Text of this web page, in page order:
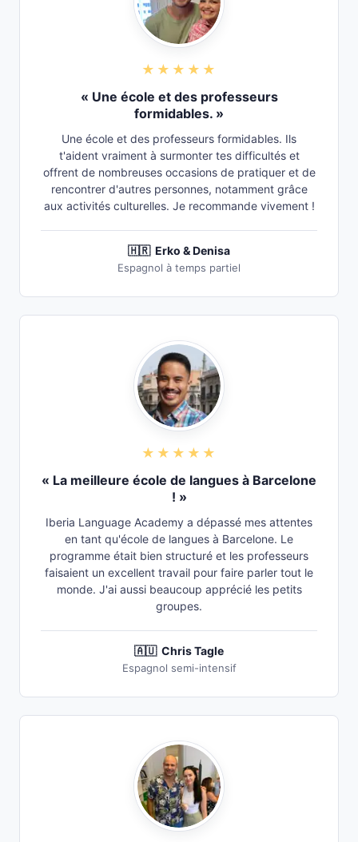
★★★★★
« Une école et des professeurs
formidables. »
Une école et des professeurs formidables. Ils
t'aident vraiment à surmonter tes difficultés et
offrent de nombreuses occasions de pratiquer et de
rencontrer d'autres personnes, notamment grâce
aux activités culturelles. Je recommande vivement !
🇭🇷 Erko & Denisa
Espagnol à temps partiel
★★★★★
« La meilleure école de langues à Barcelone
! »
Iberia Language Academy a dépassé mes attentes
en tant qu'école de langues à Barcelone. Le
programme était bien structuré et les professeurs
faisaient un excellent travail pour faire parler tout le
monde. J'ai aussi beaucoup apprécié les petits
groupes.
🇦🇺 Chris Tagle
Espagnol semi-intensif